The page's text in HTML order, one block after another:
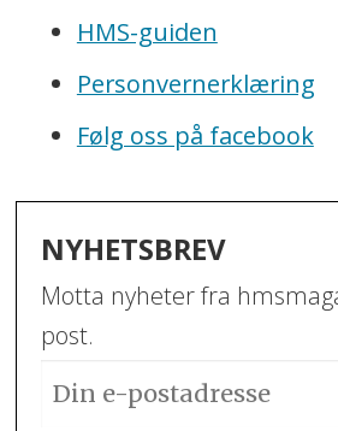
HMS-guiden
Personvernerklæring
Følg oss på facebook
NYHETSBREV
Motta nyheter fra
post.